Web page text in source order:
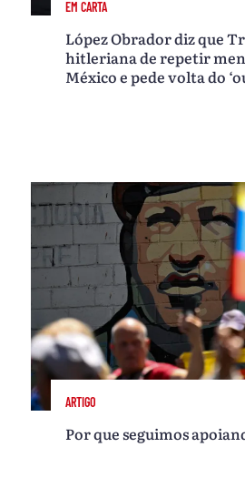
EM CARTA
López Obrador diz que
hitleriana de repetir
México e pede volta do
ARTIGO
Por que seguimos